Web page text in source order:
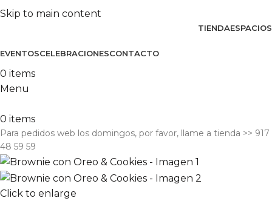
Skip to main content
TIENDAESPACIOS
EVENTOSCELEBRACIONESCONTACTO
0 items
Menu
0 items
Para pedidos web los domingos, por favor, llame a tienda​ >> 917
48 59 59
Click to enlarge